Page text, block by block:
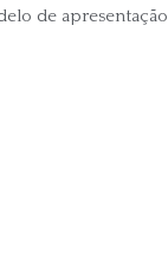
de apresentação